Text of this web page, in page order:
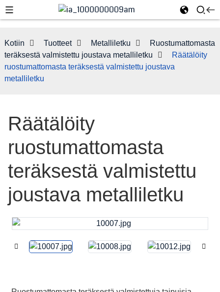
Kotiin Tuotteet Metalliletku
Ruostumattomasta
teräksestä valmistettu joustava metalliletku
Räätälöity
ruostumattomasta teräksestä valmistettu joustava
metalliletku
Räätälöity
ruostumattomasta
teräksestä valmistettu
joustava metalliletku